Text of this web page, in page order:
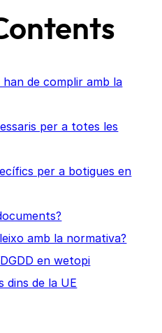
de complir amb la
per a totes les
per a botigues en
amb la normativa?
en wetopi
dins de la UE